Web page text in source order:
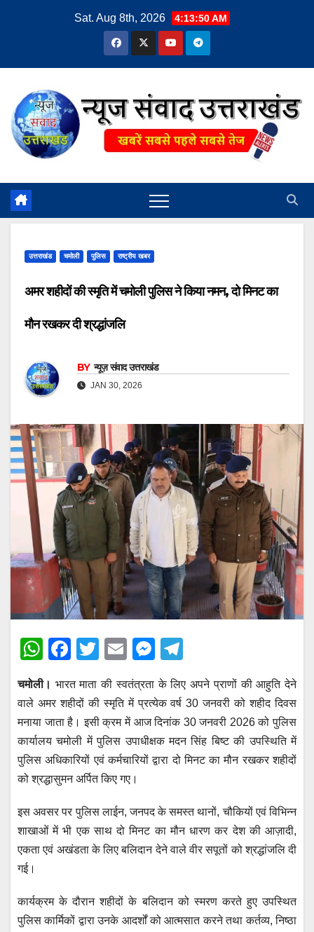
Sat. Aug 8th, 2026 4:13:51 AM
उत्तराखंड चमोली पुलिस राष्ट्रीय खबर
अमर शहीदों की स्मृति में चमोली पुलिस ने किया नमन, दो मिनट का
मौन रखकर दी श्रद्धांजलि
BY न्यूज़ संवाद उत्तराखंड
JAN 30, 2026
W
at
s
A
p
p
F
c
e
b
o
o
k
T
tt
er
E
ail
M
e
ss
e
n
g
e
gr
a
m
चमोली। भारत माता की स्वतंत्रता के लिए अपने प्राणों की आहुति देने
वाले अमर शहीदों की स्मृति में प्रत्येक वर्ष 30 जनवरी को शहीद दिवस
मनाया जाता है। इसी क्रम में आज दिनांक 30 जनवरी 2026 को पुलिस
कार्यालय चमोली में पुलिस उपाधीक्षक मदन सिंह बिष्ट की उपस्थिति में
पुलिस अधिकारियों एवं कर्मचारियों द्वारा दो मिनट का मौन रखकर शहीदों
को श्रद्धासुमन अर्पित किए गए।
इस अवसर पर पुलिस लाईन, जनपद के समस्त थानों, चौकियों एवं विभिन्न
शाखाओं में भी एक साथ दो मिनट का मौन धारण कर देश की आज़ादी,
एकता एवं अखंडता के लिए बलिदान देने वाले वीर सपूतों को श्रद्धांजलि दी
गई।
कार्यक्रम के दौरान शहीदों के बलिदान को स्मरण करते हुए उपस्थित
पुलिस कार्मिकों द्वारा उनके आदर्शों को आत्मसात करने तथा कर्तव्य, निष्ठा